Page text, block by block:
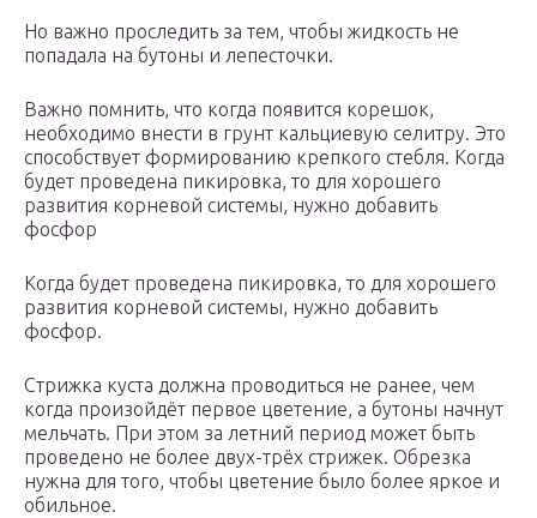
Но важно проследить за тем, чтобы жидкость не
попадала на бутоны и лепесточки.
Важно помнить, что когда появится корешок,
необходимо внести в грунт кальциевую селитру. Это
способствует формированию крепкого стебля. Когда
будет проведена пикировка, то для хорошего
развития корневой системы, нужно добавить
фосфор
Когда будет проведена пикировка, то для хорошего
развития корневой системы, нужно добавить
фосфор.
Стрижка куста должна проводиться не ранее, чем
когда произойдёт первое цветение, а бутоны начнут
мельчать. При этом за летний период может быть
проведено не более двух-трёх стрижек. Обрезка
нужна для того, чтобы цветение было более яркое и
обильное.